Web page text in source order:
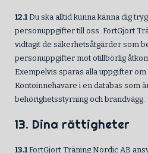
12.1Du ska alltid kunna känna dig
personuppgifter till oss. FortGjort
vidtagit de säkerhetsåtgärder som
personuppgifter mot otillbörlig
Exempelvis sparas alla uppgifter
Kontoinnehavare i en databas som
behörighetsstyrning och brandvägg.
13. Dina rättigheter
13.1FortGjort Träning Nordic AB